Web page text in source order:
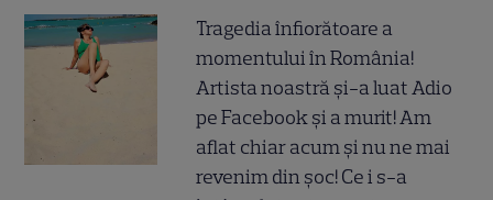
Tragedia înfiorătoare a
momentului în România!
Artista noastră și-a luat Adio
pe Facebook și a murit! Am
aflat chiar acum și nu ne mai
revenim din șoc! Ce i s-a